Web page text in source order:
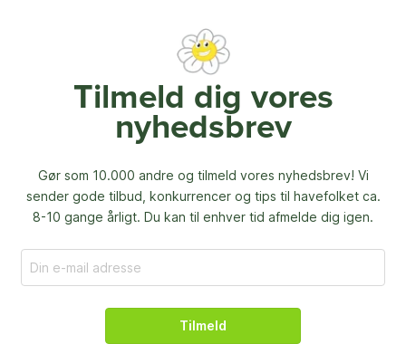
Tilmeld dig vores
nyhedsbrev
Gør som 10.000 andre og tilmeld vores nyhedsbrev! Vi
sender gode tilbud, konkurrencer og tips til havefolket ca.
8-10 gange årligt. Du kan til enhver tid afmelde dig igen.
Tilmeld